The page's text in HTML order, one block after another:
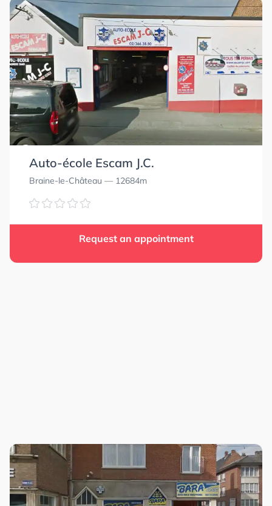
Auto-école Escam J.C.
Braine-le-Château — 12684m
Request an appointment